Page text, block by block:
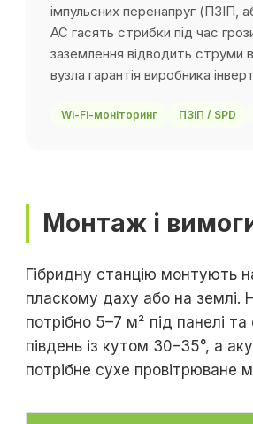
імпульсних перенапруг (ПЗІП,
AC гасять стрибки під час
заземлення відводить струми
вузла гарантія виробника
Wi-Fi-моніторинг ПЗІП / SPD
Монтаж і
Гібридну станцію монтують
пласкому даху або на землі.
потрібно 5–7 м² під панелі та
південь із кутом 30–35°, а
потрібне сухе провітрюване